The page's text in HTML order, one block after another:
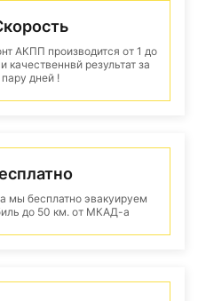
АКПП производится от 1 до
качественнвй результат за
пару дней !
мы бесплатно эвакуируем
до 50 км. от МКАД-а